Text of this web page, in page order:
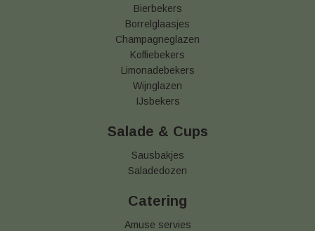
Bierbekers
Borrelglaasjes
Champagneglazen
Koffiebekers
Limonadebekers
Wijnglazen
IJsbekers
Salade & Cups
Sausbakjes
Saladedozen
Catering
Amuse servies